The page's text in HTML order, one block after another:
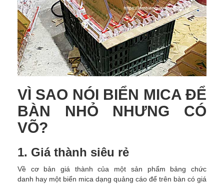
VÌ SAO NÓI BIỂN MICA ĐỂ
BÀN NHỎ NHƯNG CÓ
VÕ?
1. Giá thành siêu rẻ
Về cơ bản giá thành của một sản phẩm bảng chức
danh hay một biển mica dạng quảng cáo để trên bàn có giá